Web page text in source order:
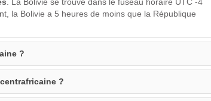
la Bolivie a 5 heures de moins que la République
?
?